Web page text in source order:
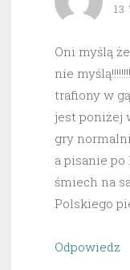
13
Oni myślą
nie
trafiony w
jest poniżej
gry
a pisanie po
śmiech na
Polskiego
Odpowiedz